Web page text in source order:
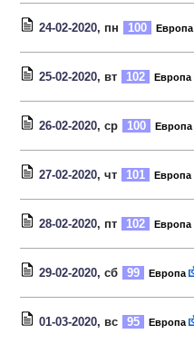
24-02-2020, пн 100 Европа
25-02-2020, вт 102 Европа
26-02-2020, ср 100 Европа
27-02-2020, чт 101 Европа
28-02-2020, пт 102 Европа
29-02-2020, сб 99 Европа
01-03-2020, вс 95 Европа